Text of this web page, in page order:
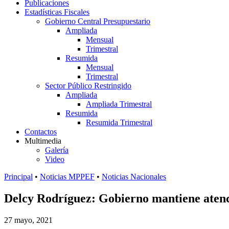
Publicaciones
Estadísticas Fiscales
Gobierno Central Presupuestario
Ampliada
Mensual
Trimestral
Resumida
Mensual
Trimestral
Sector Público Restringido
Ampliada
Ampliada Trimestral
Resumida
Resumida Trimestral
Contactos
Multimedia
Galería
Video
Principal • Noticias MPPEF • Noticias Nacionales
Delcy Rodríguez: Gobierno mantiene
27 mayo, 2021